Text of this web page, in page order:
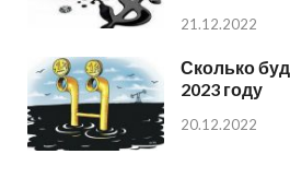
21.12.2022
Сколько
2023 году
20.12.2022